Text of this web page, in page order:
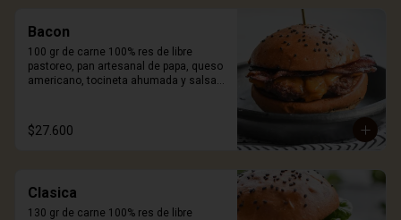
Bacon
100 gr de carne 100% res de libre
pastoreo, pan artesanal de papa, queso
americano, tocineta ahumada y salsa
$27.600
Clasica
130 gr de carne 100% res de libre